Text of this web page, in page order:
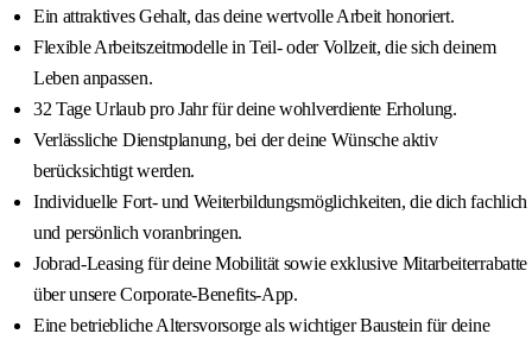
Ein attraktives Gehalt, das deine wertvolle Arbeit honoriert.
Flexible Arbeitszeitmodelle in Teil- oder Vollzeit, die sich deinem
Leben anpassen.
32 Tage Urlaub pro Jahr für deine wohlverdiente Erholung.
Verlässliche Dienstplanung, bei der deine Wünsche aktiv
berücksichtigt werden.
Individuelle Fort- und Weiterbildungsmöglichkeiten, die dich fachlich
und persönlich voranbringen.
Jobrad-Leasing für deine Mobilität sowie exklusive Mitarbeiterrabatte
über unsere Corporate-Benefits-App.
Eine betriebliche Altersvorsorge als wichtiger Baustein für deine